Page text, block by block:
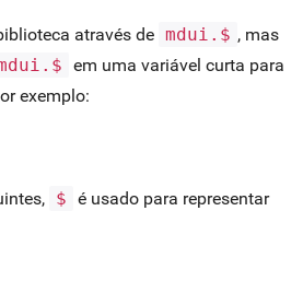
através de mdui.$ , mas
em uma variável curta para
exemplo:
$ é usado para representar